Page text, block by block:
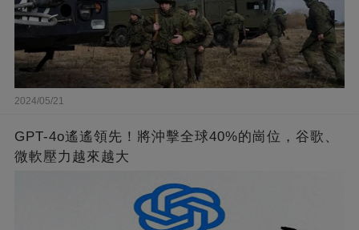
2024/05/21
GPT-4o遙遙領先！將沖擊全球40%的崗位，谷歌、
微軟壓力越來越大